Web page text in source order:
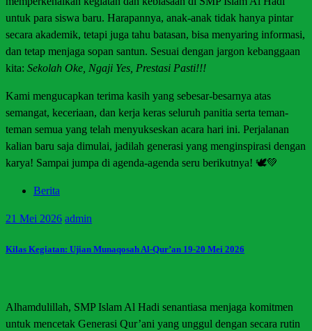
untuk para siswa baru. Harapannya, anak-anak tidak hanya pintar
secara akademik, tetapi juga tahu batasan, bisa menyaring informasi,
dan tetap menjaga sopan santun. Sesuai dengan jargon kebanggaan
kita: Sekolah Oke, Ngaji Yes, Prestasi Pasti!!!
Kami mengucapkan terima kasih yang sebesar-besarnya atas
semangat, keceriaan, dan kerja keras seluruh panitia serta teman-
teman semua yang telah menyukseskan acara hari ini. Perjalanan
kalian baru saja dimulai, jadilah generasi yang menginspirasi dengan
karya! Sampai jumpa di agenda-agenda seru berikutnya! 🕊️💚
Berita
21 Mei 2026 admin
Kilas Kegiatan: Ujian Munaqosah Al-Qur’an 19-20 Mei 2026
Alhamdulillah, SMP Islam Al Hadi senantiasa menjaga komitmen
untuk mencetak Generasi Qur’ani yang unggul dengan secara rutin